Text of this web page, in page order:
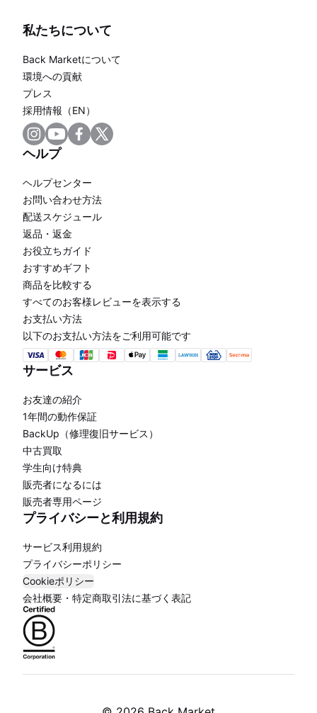
私たちについて
Back Marketについて
環境への貢献
プレス
採用情報（EN）
ヘルプ
ヘルプセンター
お問い合わせ方法
配送スケジュール
返品・返金
お役立ちガイド
おすすめギフト
商品を比較する
すべてのお客様レビューを表示する
お支払い方法
以下のお支払い方法をご利用可能です
サービス
お友達の紹介
1年間の動作保証
BackUp（修理復旧サービス）
中古買取
学生向け特典
販売者になるには
販売者専用ページ
プライバシーと利用規約
サービス利用規約
プライバシーポリシー
Cookieポリシー
会社概要・特定商取引法に基づく表記